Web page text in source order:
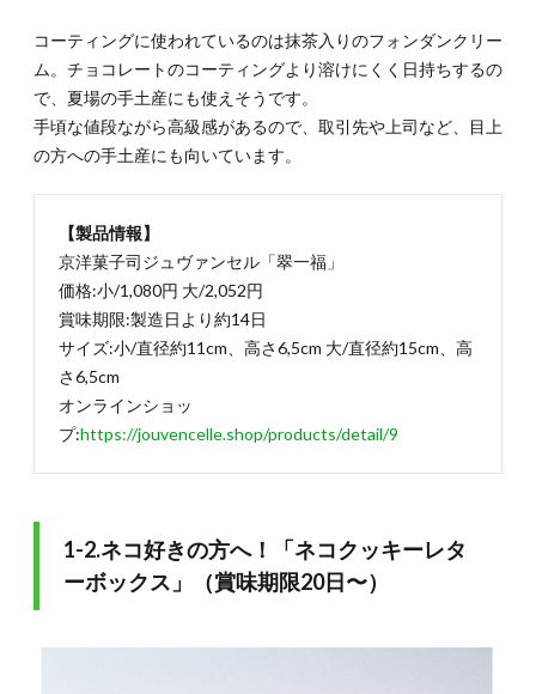
ナンシ
ェ」
（賞味
期限
42
日）
1.4.
っとり
食感の
「バウ
ムクー
ヘン
妖精の
（賞味
期限約
14
遊び
心の
しめ
コーティングに使われているのは抹茶入りのフォンダンクリー
ム。チョコレートのコーティングより溶けにくく日持ちするの
で、夏場の手土産にも使えそうです。
手頃な値段ながら高級感があるので、取引先や上司など、目上
の方への手土産にも向いています。
【製品情報】
京洋菓子司ジュヴァンセル「翠一福」
価格:小/1,080円 大/2,052円
賞味期限:製造日より約14日
サイズ:小/直径約11cm、高さ6,5cm 大/直径約15cm、高
さ6,5cm
オンラインショッ
プ:https://jouvencelle.shop/products/detail/9
1-2.ネコ好きの方へ！「ネコクッキーレタ
ーボックス」（賞味期限20日〜）